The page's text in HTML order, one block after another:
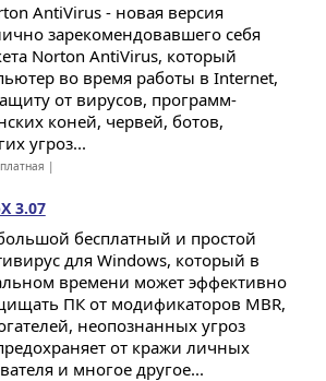
AntiVirus - новая версия
зарекомендовавшего себя
Norton AntiVirus, который
во время работы в Internet,
от вирусов, программ-
коней, червей, ботов,
угроз...
|
3.07
бесплатный и простой
для Windows, который в
времени может эффективно
ПК от модификаторов MBR,
неопознанных угроз
от кражи личных
и многое другое...